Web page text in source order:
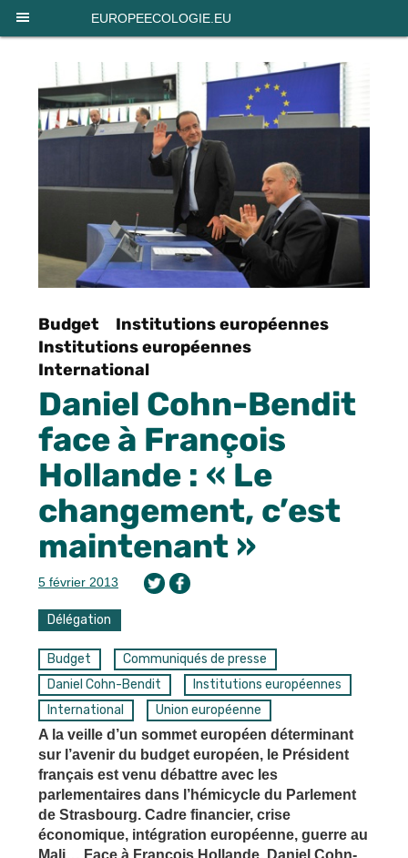
EUROPEECOLOGIE.EU
Budget
Institutions européennes
Institutions européennes
International
Daniel Cohn-Bendit
face à François
Hollande : « Le
changement, c’est
maintenant »
5 février 2013
Délégation
Budget
Communiqués de presse
Daniel Cohn-Bendit
Institutions européennes
International
Union européenne
A la veille d’un sommet européen déterminant
sur l’avenir du budget européen, le Président
français est venu débattre avec les
parlementaires dans l’hémicycle du Parlement
de Strasbourg. Cadre financier, crise
économique, intégration européenne, guerre au